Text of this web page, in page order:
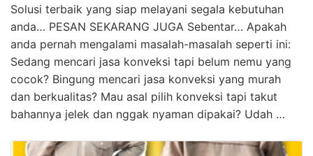
Solusi terbaik yang siap melayani segala kebutuhan
anda… PESAN SEKARANG JUGA Sebentar… Apakah
anda pernah mengalami masalah-masalah seperti ini:
Sedang mencari jasa konveksi tapi belum nemu yang
cocok? Bingung mencari jasa konveksi yang murah
dan berkualitas? Mau asal pilih konveksi tapi takut
bahannya jelek dan nggak nyaman dipakai? Udah …